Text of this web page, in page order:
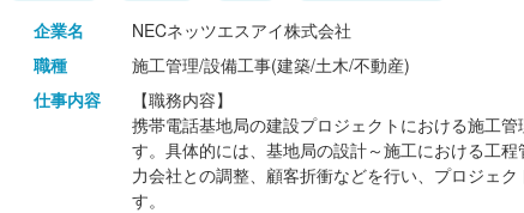
企業名
NECネッツエスアイ株式会社
職種
施工管理/設備工事(建築/土木/不動産)
仕事内容
【職務内容】
携帯電話基地局の建設プロジェクトにおける施工
す。具体的には、基地局の設計～施工における工
力会社との調整、顧客折衝などを行い、プロジェ
す。